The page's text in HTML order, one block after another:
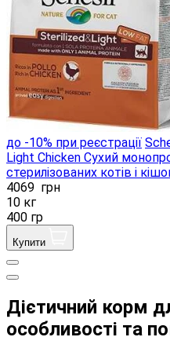
до -10% при реєстрації
Light Chicken Сухий
стерилізованих котів і
4069 грн
10 кг
400 гр
Купити
Дієтичний корм
особливості та